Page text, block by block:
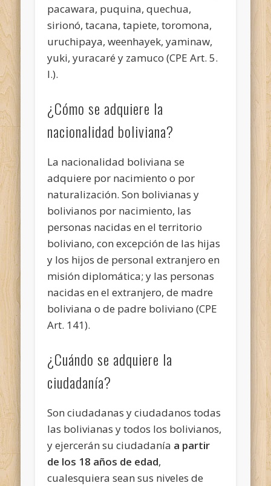
pacawara, puquina, quechua,
sirionó, tacana, tapiete, toromona,
uruchipaya, weenhayek, yaminaw,
yuki, yuracaré y zamuco (CPE Art. 5.
I.).
¿Cómo se adquiere la
nacionalidad boliviana?
La nacionalidad boliviana se
adquiere por nacimiento o por
naturalización. Son bolivianas y
bolivianos por nacimiento, las
personas nacidas en el territorio
boliviano, con excepción de las hijas
y los hijos de personal extranjero en
misión diplomática; y las personas
nacidas en el extranjero, de madre
boliviana o de padre boliviano (CPE
Art. 141).
¿Cuándo se adquiere la
ciudadanía?
Son ciudadanas y ciudadanos todas
las bolivianas y todos los bolivianos,
y ejercerán su ciudadanía a partir
de los 18 años de edad,
cualesquiera sean sus niveles de